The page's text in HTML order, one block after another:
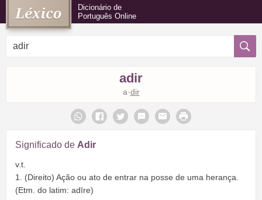
Dicionário de
Português Online
adir
a·dir
Significado de Adir
v.t.
1. (Direito) Ação ou ato de entrar na posse de uma herança.
(Etm. do latim: adīre)